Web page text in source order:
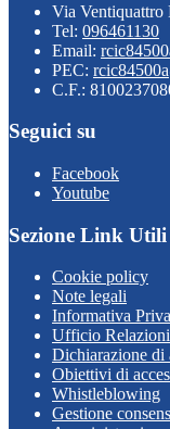
Via
Tel: 096461130
Email:
PEC:
C.F.:
Seguici su
Facebook
Youtube
Sezione Link Utili
Cookie policy
Note legali
Informativa
Ufficio
Dichiarazione di
Obiettivi di
Whistleblowing
Gestione